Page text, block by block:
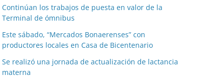
Continúan los trabajos de puesta en valor de la
Terminal de ómnibus
Este sábado, “Mercados Bonaerenses” con
productores locales en Casa de Bicentenario
Se realizó una jornada de actualización de lactancia
materna